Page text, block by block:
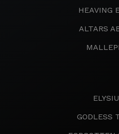
HEAVING
ALTARS
GODLESS